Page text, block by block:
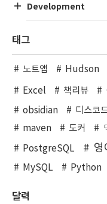
Development
태그
노트앱 Hudson
Excel 책리뷰
obsidian 디스코
maven
도커
PostgreSQL
영
MySQL
Python
달력